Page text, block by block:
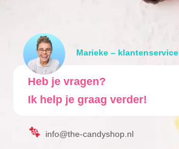
Marieke – klantenservice
Heb je vragen?
Ik help je graag verder!
info@the-candyshop.nl